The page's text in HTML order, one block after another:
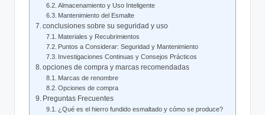
Almacenamiento ⁣y Uso Inteligente
Mantenimiento del Esmalte
conclusiones sobre su‍ seguridad ‍y uso
Materiales ‍y ‍Recubrimientos
Puntos a Considerar: Seguridad y Mantenimiento
Investigaciones Continuas y Consejos Prácticos
opciones⁣ de compra y marcas recomendadas
Marcas de renombre
Opciones ‌de compra
Preguntas Frecuentes
¿Qué es​ el hierro fundido esmaltado y cómo se‌ produce?